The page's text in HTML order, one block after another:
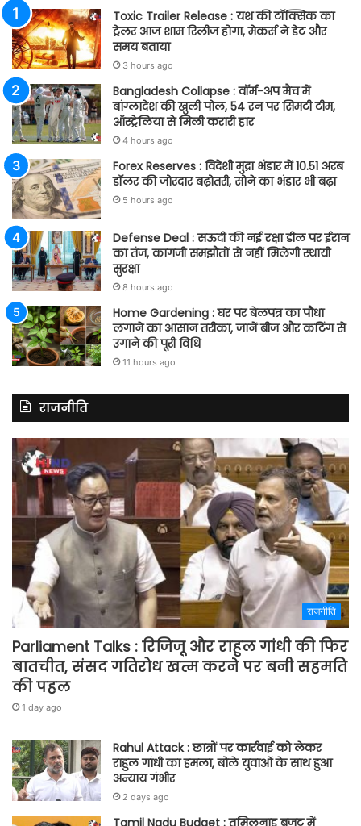
Toxic Trailer Release : यश की टॉक्सिक का
ट्रेलर आज शाम रिलीज होगा, मेकर्स ने डेट और
समय बताया
3 hours ago
Bangladesh Collapse : वॉर्म-अप मैच में
बांग्लादेश की खुली पोल, 54 रन पर सिमटी टीम,
ऑस्ट्रेलिया से मिली करारी हार
4 hours ago
Forex Reserves : विदेशी मुद्रा भंडार में 10.51 अरब
डॉलर की जोरदार बढ़ोतरी, सोने का भंडार भी बढ़ा
5 hours ago
Defense Deal : सऊदी की नई रक्षा डील पर ईरान
का तंज, कागजी समझौतों से नहीं मिलेगी स्थायी
सुरक्षा
8 hours ago
Home Gardening : घर पर बेलपत्र का पौधा
लगाने का आसान तरीका, जानें बीज और कटिंग से
उगाने की पूरी विधि
11 hours ago
राजनीति
राजनीति
Parliament Talks : रिजिजू और राहुल गांधी की फिर
बातचीत, संसद गतिरोध खत्म करने पर बनी सहमति
की पहल
1 day ago
Rahul Attack : छात्रों पर कार्रवाई को लेकर
राहुल गांधी का हमला, बोले युवाओं के साथ हुआ
अन्याय गंभीर
2 days ago
Tamil Nadu Budget : तमिलनाडु बजट में